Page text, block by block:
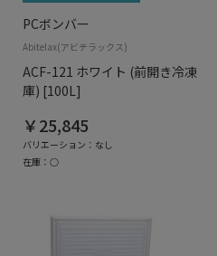
PCボンバー
Abitelax(アビテラックス)
ACF-121 ホワイト (前開き冷凍
庫) [100L]
￥25,845
バリエーション：なし
在庫：○